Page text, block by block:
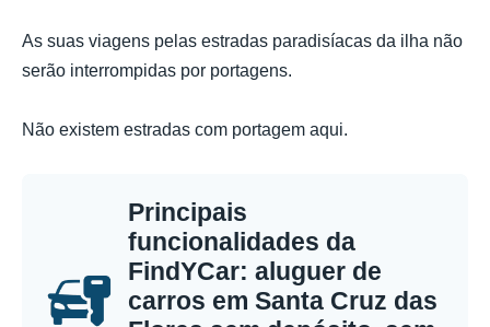
As suas viagens pelas estradas paradisíacas da ilha não
serão interrompidas por portagens.
Não existem estradas com portagem aqui.
Principais
funcionalidades da
FindYCar: aluguer de
carros em Santa Cruz das